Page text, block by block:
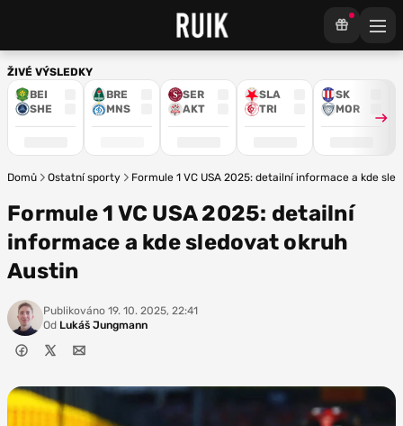
ŽIVÉ VÝSLEDKY
BEI
SHE
BRE
MNS
SER
AKT
SLA
TRI
SK
MOR
Domů Ostatní sporty Formule 1 VC USA 2025: detailní informace a kde
Formule 1 VC USA 2025: detailní
informace a kde sledovat okruh
Austin
Publikováno 19. 10. 2025, 22:41
Od Lukáš Jungmann